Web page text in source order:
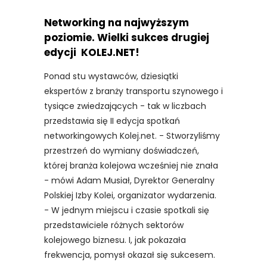
Networking na najwyższym
poziomie. Wielki sukces drugiej
edycji KOLEJ.NET!
Ponad stu wystawców, dziesiątki
ekspertów z branży transportu szynowego i
tysiące zwiedzających - tak w liczbach
przedstawia się II edycja spotkań
networkingowych Kolej.net. - Stworzyliśmy
przestrzeń do wymiany doświadczeń,
której branża kolejowa wcześniej nie znała
- mówi Adam Musiał, Dyrektor Generalny
Polskiej Izby Kolei, organizator wydarzenia.
- W jednym miejscu i czasie spotkali się
przedstawiciele różnych sektorów
kolejowego biznesu. I, jak pokazała
frekwencja, pomysł okazał się sukcesem.